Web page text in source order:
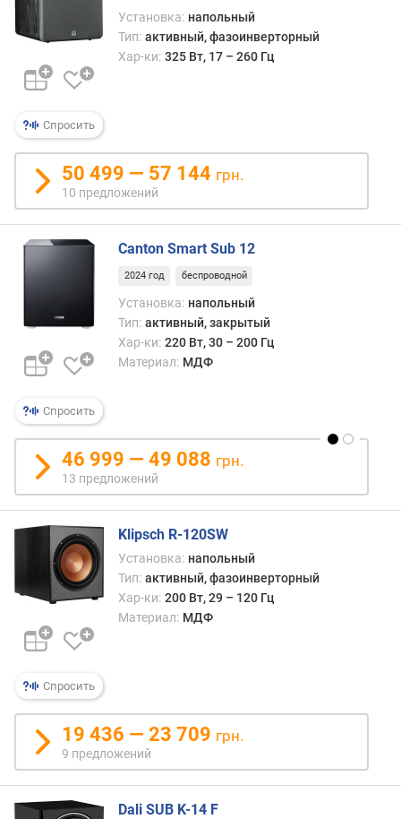
Спросить
Установка: напольный
Тип: активный, фазоинверторный
Хар-ки: 325 Вт, 17 – 260 Гц
50 499 — 57 144 грн.
10 предложений
Спросить
Canton Smart Sub 12
2024 год беспроводной
Установка: напольный
Тип: активный, закрытый
Хар-ки: 220 Вт, 30 – 200 Гц
Материал: МДФ
46 999 — 49 088 грн.
13 предложений
Спросить
Klipsch R-120SW
Установка: напольный
Тип: активный, фазоинверторный
Хар-ки: 200 Вт, 29 – 120 Гц
Материал: МДФ
19 436 — 23 709 грн.
9 предложений
Dali SUB K-14 F